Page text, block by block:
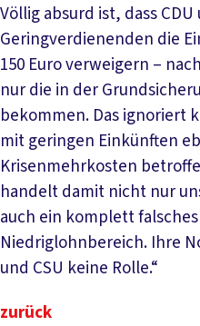
Völlig absurd ist, dass CDU
Geringverdienenden die
150 Euro verweigern –
nur die in der
bekommen. Das ignoriert
mit geringen Einkünften
Krisenmehrkosten
handelt damit nicht nur
auch ein komplett
Niedriglohnbereich. Ihre
und CSU keine Rolle.“
zurück